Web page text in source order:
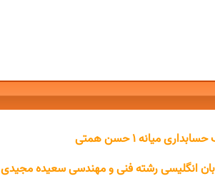
میانه ۱ حسن همتی
انگلیسی رشته فنی و مهندسی سعیده مجیدی